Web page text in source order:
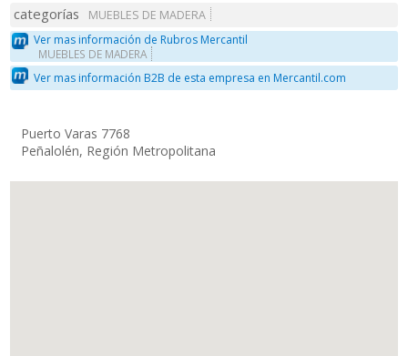
categorías
MUEBLES DE MADERA
Ver mas información de Rubros Mercantil
MUEBLES DE MADERA
Ver mas información B2B de esta empresa en Mercantil.com
Puerto Varas 7768
Peñalolén, Región Metropolitana